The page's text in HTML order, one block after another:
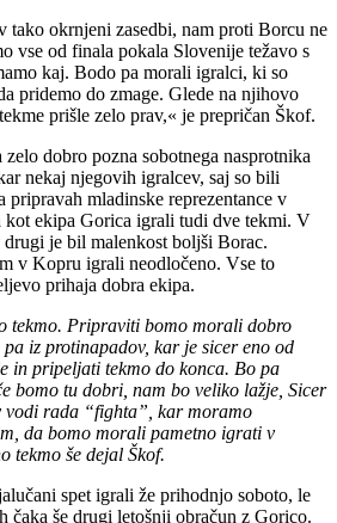
tako okrnjeni zasedbi, nam proti Borcu ne
vse od finala pokala Slovenije težavo s
kaj. Bodo pa morali igralci, ki so
pridemo do zmage. Glede na njihovo
prišle zelo prav,« je prepričan Škof.
dobro pozna sobotnega nasprotnika
nekaj njegovih igralcev, saj so bili
pripravah mladinske reprezentance v
ekipa Gorica igrali tudi dve tekmi. V
je bil malenkost boljši Borac.
v Kopru igrali neodločeno. Vse to
prihaja dobra ekipa.
tekmo. Pripraviti bomo morali dobro
iz protinapadov, kar je sicer eno od
in pripeljati tekmo do konca. Bo pa
bomo tu dobri, nam bo veliko lažje, Sicer
vodi rada “fighta”, kar moramo
da bomo morali pametno igrati v
tekmo še dejal Škof.
spet igrali že prihodnjo soboto, le
čaka še drugi letošnji obračun z Gorico.